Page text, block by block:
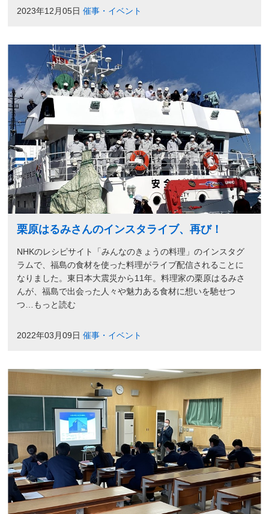
2023年12月05日催事・イベント
栗原はるみさんのインスタライブ、再び！
NHKのレシピサイト「みんなのきょうの料理」のインスタグ
ラムで、福島の食材を使った料理がライブ配信されることに
なりました。東日本大震災から11年。料理家の栗原はるみさ
んが、福島で出会った人々や魅力ある食材に想いを馳せつ
つ…もっと読む
2022年03月09日催事・イベント